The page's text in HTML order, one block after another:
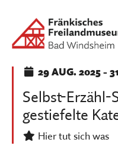
SUCHEN
Selbst-Erzähl-
gestiefelte
29AUG. 2025-31
Hier tut sich was